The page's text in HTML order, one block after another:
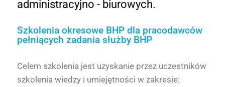
administracyjno - biurowych.
Szkolenia okresowe BHP dla pracodawców
pełniących zadania służby BHP
Celem szkolenia jest uzyskanie przez uczestników
szkolenia wiedzy i umiejętności w zakresie: